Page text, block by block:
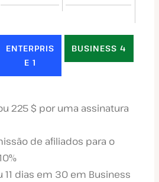
ENTERPRIS
E 1
BUSINESS 4
225 $ por uma assinatura
de afiliados para o
11 dias em 30 em Business